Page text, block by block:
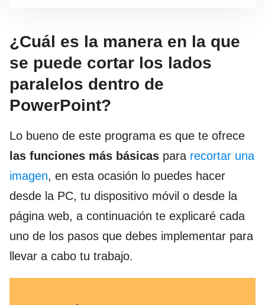
¿Cuál es la manera en la que
se puede cortar los lados
paralelos dentro de
PowerPoint?
Lo bueno de este programa es que te ofrece
las funciones más básicas para recortar una
imagen, en esta ocasión lo puedes hacer
desde la PC, tu dispositivo móvil o desde la
página web, a continuación te explicaré cada
uno de los pasos que debes implementar para
llevar a cabo tu trabajo.